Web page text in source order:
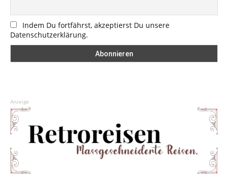
Indem Du fortfährst, akzeptierst Du unsere
Datenschutzerklärung.
Anzeige